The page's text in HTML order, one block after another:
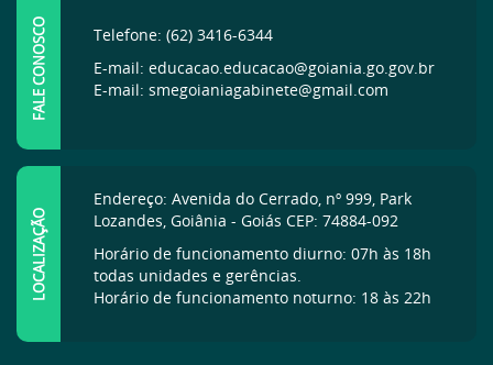
FALE CONOSCO
Telefone: (62) 3416-6344
E-mail: educacao.educacao@goiania.go.gov.br
E-mail: smegoianiagabinete@gmail.com
LOCALIZAÇÃO
Endereço: Avenida do Cerrado, nº 999, Park
Lozandes, Goiânia - Goiás CEP: 74884-092
Horário de funcionamento diurno: 07h às 18h
todas unidades e gerências.
Horário de funcionamento noturno: 18 às 22h